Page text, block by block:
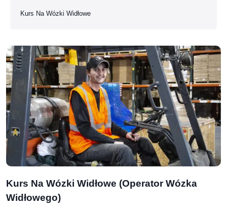
Kurs Na Wózki Widłowe
Kurs Na Wózki Widłowe (operator Wózka
Widłowego)